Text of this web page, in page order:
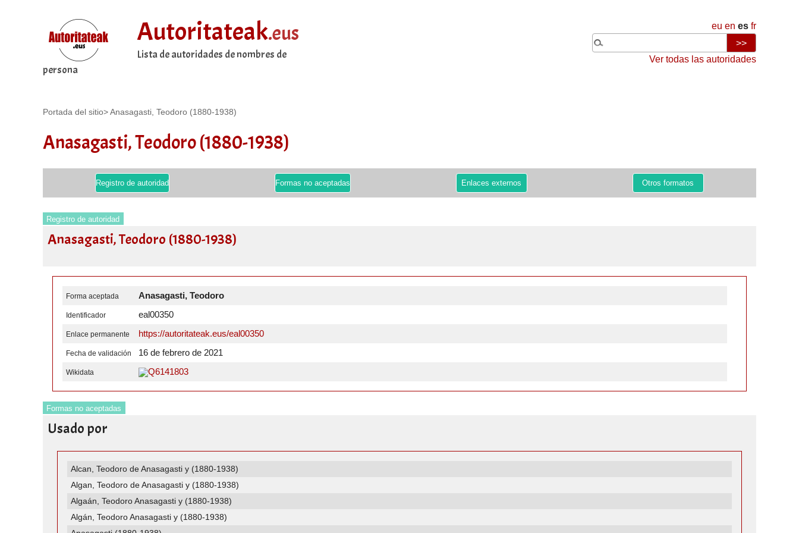
Autoritateak.eus
Lista de autoridades de nombres de
persona
eu en es fr
Ver todas las autoridades
Portada del sitio>Anasagasti, Teodoro (1880-1938)
Anasagasti, Teodoro (1880-1938)
Registro de autoridad Formas no aceptadas Enlaces externos Otros formatos
Registro de autoridad
Anasagasti, Teodoro (1880-1938)
Forma aceptada Anasagasti, Teodoro
Identificador eal00350
Enlace permanente https://autoritateak.eus/eal00350
Fecha de validación 16 de febrero de 2021
Wikidata Q6141803
Formas no aceptadas
Usado por
Alcan, Teodoro de Anasagasti y (1880-1938)
Algan, Teodoro de Anasagasti y (1880-1938)
Algaán, Teodoro Anasagasti y (1880-1938)
Algán, Teodoro Anasagasti y (1880-1938)